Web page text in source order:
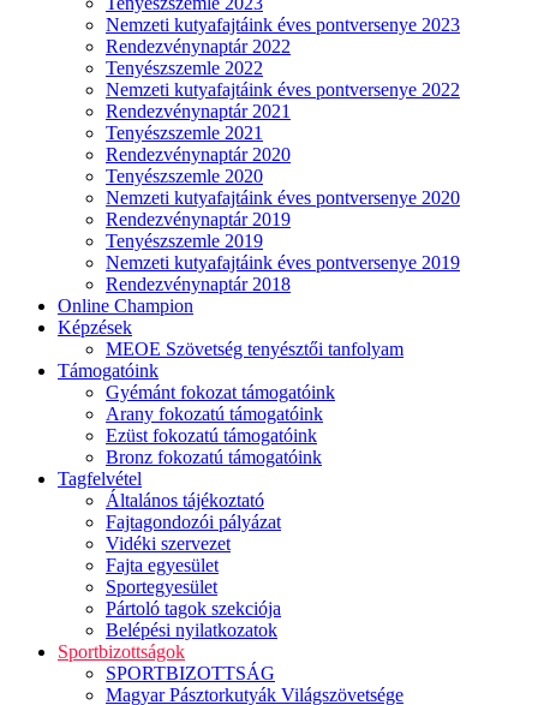
Nemzeti kutyafajtáink éves pontversenye 2023
Rendezvénynaptár 2022
Tenyészszemle 2022
Nemzeti kutyafajtáink éves pontversenye 2022
Rendezvénynaptár 2021
Tenyészszemle 2021
Rendezvénynaptár 2020
Tenyészszemle 2020
Nemzeti kutyafajtáink éves pontversenye 2020
Rendezvénynaptár 2019
Tenyészszemle 2019
Nemzeti kutyafajtáink éves pontversenye 2019
Rendezvénynaptár 2018
Online Champion
Képzések
MEOE Szövetség tenyésztői tanfolyam
Támogatóink
Gyémánt fokozat támogatóink
Arany fokozatú támogatóink
Ezüst fokozatú támogatóink
Bronz fokozatú támogatóink
Tagfelvétel
Általános tájékoztató
Fajtagondozói pályázat
Vidéki szervezet
Fajta egyesület
Sportegyesület
Pártoló tagok szekciója
Belépési nyilatkozatok
Sportbizottságok
SPORTBIZOTTSÁG
Magyar Pásztorkutyák Világszövetsége